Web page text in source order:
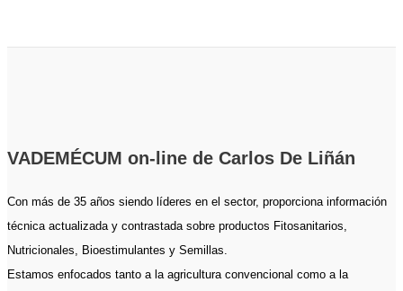
VADEMÉCUM on-line de Carlos De Liñán
Con más de 35 años siendo líderes en el sector, proporciona información
técnica actualizada y contrastada sobre productos Fitosanitarios,
Nutricionales, Bioestimulantes y Semillas.
Estamos enfocados tanto a la agricultura convencional como a la